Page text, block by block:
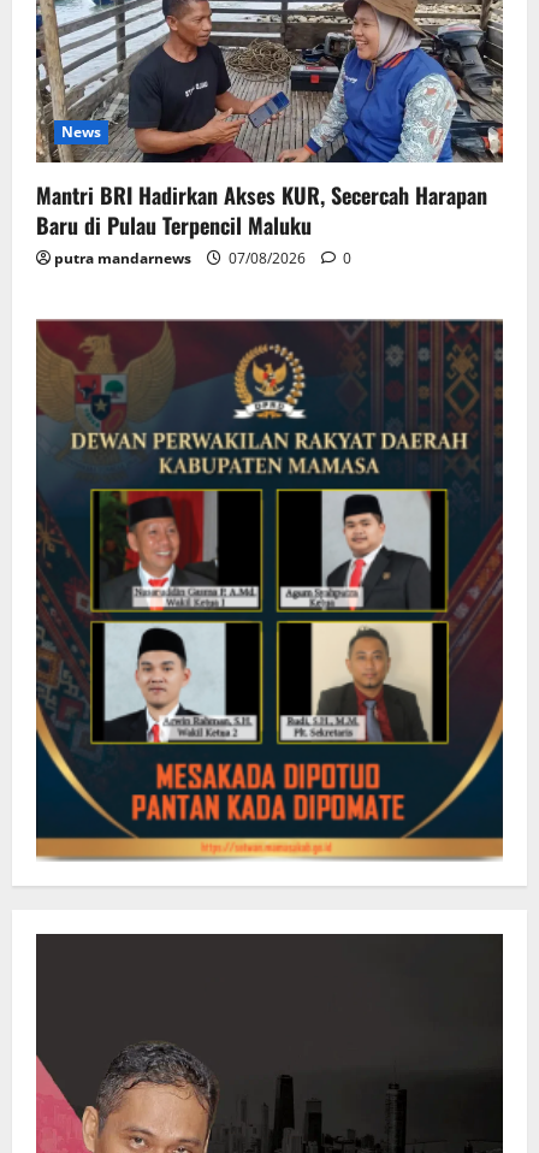
News
Mantri BRI Hadirkan Akses KUR, Secercah Harapan
Baru di Pulau Terpencil Maluku
putra mandarnews 07/08/2026 0